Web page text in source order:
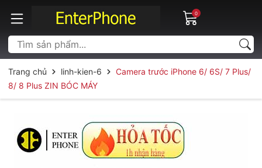
0
Trang chủ linh-kien-6
Camera trước iPhone 6/ 6S/ 7 Plus/
8/ 8 Plus ZIN BÓC MÁY